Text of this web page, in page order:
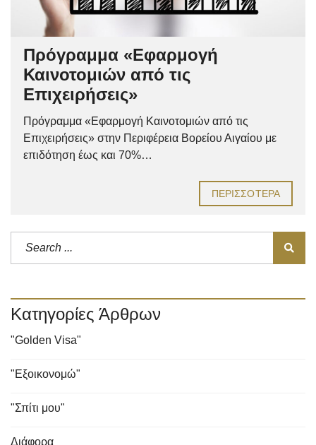
Πρόγραμμα «Εφαρμογή
Καινοτομιών από τις
Επιχειρήσεις»
Πρόγραμμα «Εφαρμογή Καινοτομιών από τις
Επιχειρήσεις» στην Περιφέρεια Βορείου Αιγαίου με
επιδότηση έως και 70%…
ΠΕΡΙΣΣΌΤΕΡΑ
Κατηγορίες Άρθρων
"Golden Visa"
"Εξοικονομώ"
"Σπίτι μου"
Διάφορα